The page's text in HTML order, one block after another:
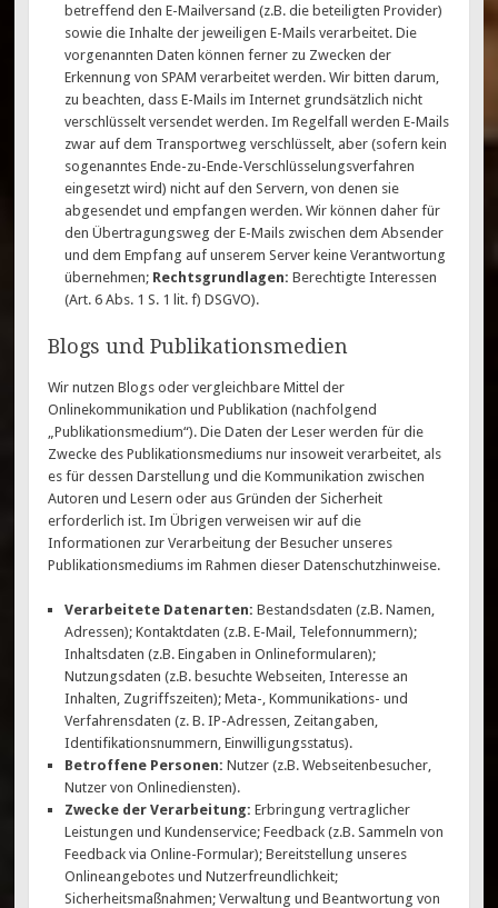
betreffend den E-Mailversand (z.B. die beteiligten Provider)
sowie die Inhalte der jeweiligen E-Mails verarbeitet. Die
vorgenannten Daten können ferner zu Zwecken der
Erkennung von SPAM verarbeitet werden. Wir bitten darum,
zu beachten, dass E-Mails im Internet grundsätzlich nicht
verschlüsselt versendet werden. Im Regelfall werden E-Mails
zwar auf dem Transportweg verschlüsselt, aber (sofern kein
sogenanntes Ende-zu-Ende-Verschlüsselungsverfahren
eingesetzt wird) nicht auf den Servern, von denen sie
abgesendet und empfangen werden. Wir können daher für
den Übertragungsweg der E-Mails zwischen dem Absender
und dem Empfang auf unserem Server keine Verantwortung
übernehmen; Rechtsgrundlagen: Berechtigte Interessen
(Art. 6 Abs. 1 S. 1 lit. f) DSGVO).
Blogs und Publikationsmedien
Wir nutzen Blogs oder vergleichbare Mittel der
Onlinekommunikation und Publikation (nachfolgend
„Publikationsmedium“). Die Daten der Leser werden für die
Zwecke des Publikationsmediums nur insoweit verarbeitet, als
es für dessen Darstellung und die Kommunikation zwischen
Autoren und Lesern oder aus Gründen der Sicherheit
erforderlich ist. Im Übrigen verweisen wir auf die
Informationen zur Verarbeitung der Besucher unseres
Publikationsmediums im Rahmen dieser Datenschutzhinweise.
Verarbeitete Datenarten: Bestandsdaten (z.B. Namen,
Adressen); Kontaktdaten (z.B. E-Mail, Telefonnummern);
Inhaltsdaten (z.B. Eingaben in Onlineformularen);
Nutzungsdaten (z.B. besuchte Webseiten, Interesse an
Inhalten, Zugriffszeiten); Meta-, Kommunikations- und
Verfahrensdaten (z. B. IP-Adressen, Zeitangaben,
Identifikationsnummern, Einwilligungsstatus).
Betroffene Personen: Nutzer (z.B. Webseitenbesucher,
Nutzer von Onlinediensten).
Zwecke der Verarbeitung: Erbringung vertraglicher
Leistungen und Kundenservice; Feedback (z.B. Sammeln von
Feedback via Online-Formular); Bereitstellung unseres
Onlineangebotes und Nutzerfreundlichkeit;
Sicherheitsmaßnahmen; Verwaltung und Beantwortung von